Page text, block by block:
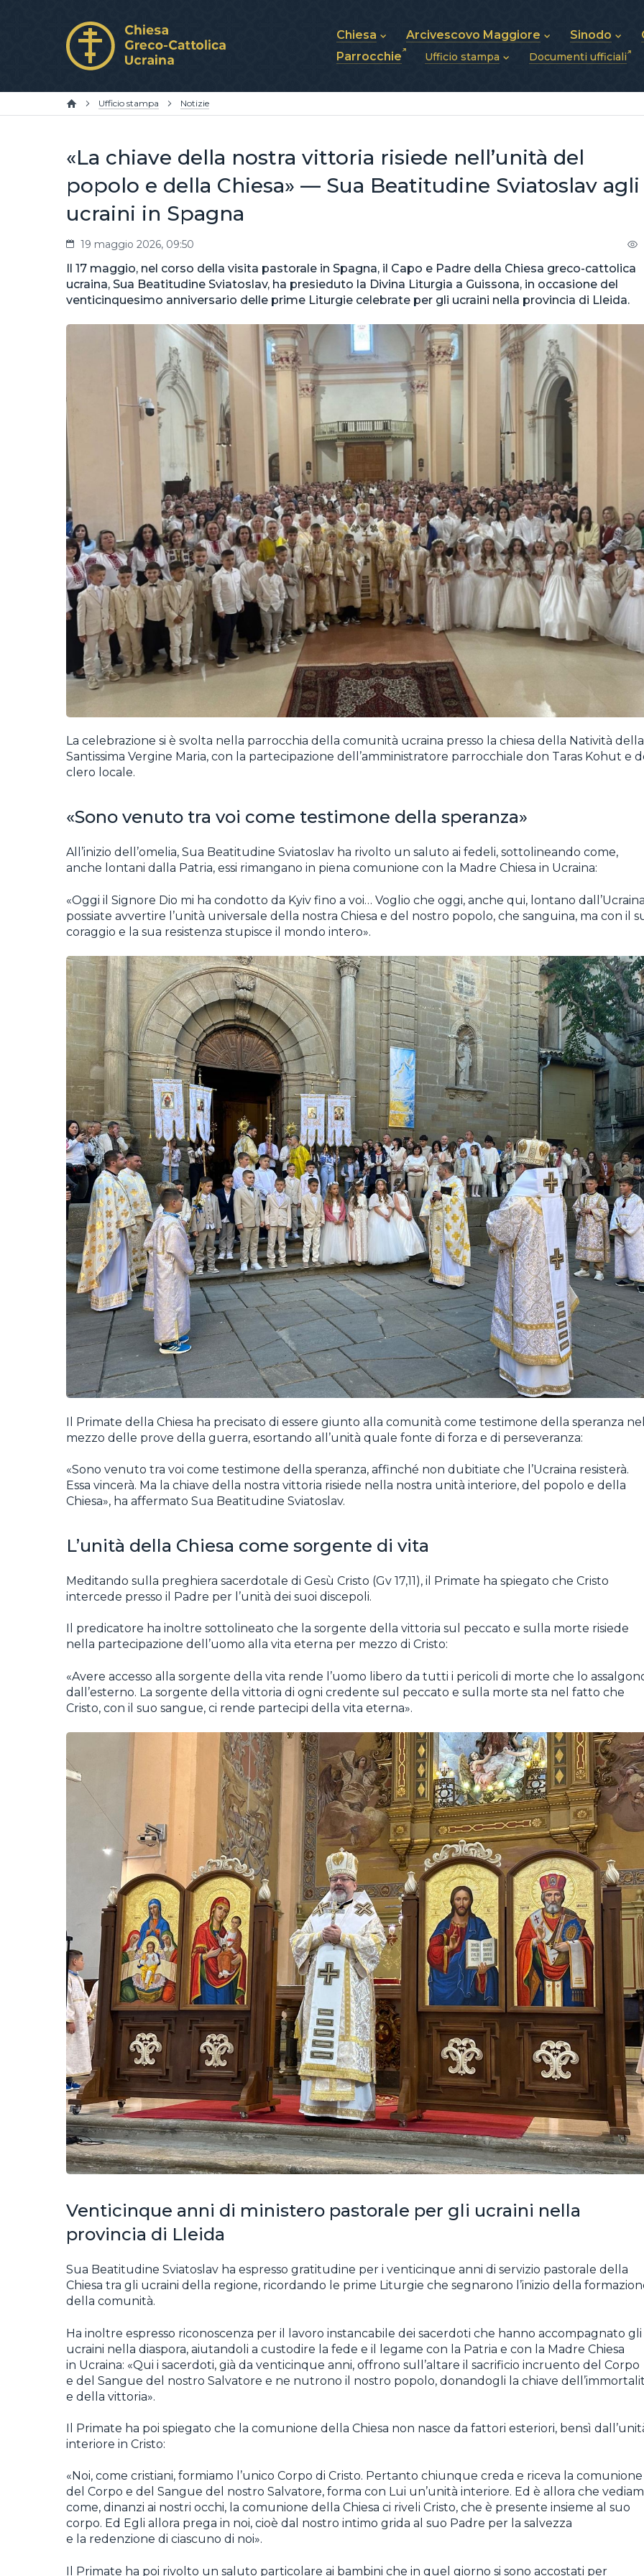
Chiesa
Chi siamo
Struttura della Chiesa
Arcivescovo Maggiore
Sua Beatitudine Sviatoslav
Stemma
Sinodo
Sinodo dei
Parrocchie
Ufficio stampa
Pubblicazioni
Documenti ufficiali
Ufficio stampa Notizie
«La chiave della nostra vittoria risiede nell’unità del
popolo e della Chiesa» — Sua Beatitudine Sviatoslav agli
ucraini in Spagna
19 maggio 2026, 09:50
Il 17 maggio, nel corso della visita pastorale in Spagna, il Capo e Padre della Chiesa greco-cattolica
ucraina, Sua Beatitudine Sviatoslav, ha presieduto la Divina Liturgia a Guissona, in occasione del
venticinquesimo anniversario delle prime Liturgie celebrate per gli ucraini nella provincia di Lleida.
La celebrazione si è svolta nella parrocchia della comunità ucraina presso la chiesa della Natività della
Santissima Vergine Maria, con la partecipazione dell’amministratore parrocchiale don Taras Kohut e
clero locale.
«Sono venuto tra voi come testimone della speranza»
All’inizio dell’omelia, Sua Beatitudine Sviatoslav ha rivolto un saluto ai fedeli, sottolineando come,
anche lontani dalla Patria, essi rimangano in piena comunione con la Madre Chiesa in Ucraina:
«Oggi il Signore Dio mi ha condotto da Kyiv fino a voi… Voglio che oggi, anche qui, lontano
possiate avvertire l’unità universale della nostra Chiesa e del nostro popolo, che sanguina, ma con il
coraggio e la sua resistenza stupisce il mondo intero».
Il Primate della Chiesa ha precisato di essere giunto alla comunità come testimone della speranza
mezzo delle prove della guerra, esortando all’unità quale fonte di forza e di perseveranza:
«Sono venuto tra voi come testimone della speranza, affinché non dubitiate che l’Ucraina resisterà.
Essa vincerà. Ma la chiave della nostra vittoria risiede nella nostra unità interiore, del popolo e della
Chiesa», ha affermato Sua Beatitudine Sviatoslav.
L’unità della Chiesa come sorgente di vita
Meditando sulla preghiera sacerdotale di Gesù Cristo (Gv 17,11), il Primate ha spiegato che Cristo
intercede presso il Padre per l’unità dei suoi discepoli.
Il predicatore ha inoltre sottolineato che la sorgente della vittoria sul peccato e sulla morte risiede
nella partecipazione dell’uomo alla vita eterna per mezzo di Cristo:
«Avere accesso alla sorgente della vita rende l’uomo libero da tutti i pericoli di morte che lo
dall’esterno. La sorgente della vittoria di ogni credente sul peccato e sulla morte sta nel fatto che
Cristo, con il suo sangue, ci rende partecipi della vita eterna».
Venticinque anni di ministero pastorale per gli ucraini nella
provincia di Lleida
Sua Beatitudine Sviatoslav ha espresso gratitudine per i venticinque anni di servizio pastorale della
Chiesa tra gli ucraini della regione, ricordando le prime Liturgie che segnarono l’inizio della
della comunità.
Ha inoltre espresso riconoscenza per il lavoro instancabile dei sacerdoti che hanno accompagnato gli
ucraini nella diaspora, aiutandoli a custodire la fede e il legame con la Patria e con la Madre Chiesa
in Ucraina: «Qui i sacerdoti, già da venticinque anni, offrono sull’altare il sacrificio incruento del Corpo
e del Sangue del nostro Salvatore e ne nutrono il nostro popolo, donandogli la chiave
e della vittoria».
Il Primate ha poi spiegato che la comunione della Chiesa non nasce da fattori esteriori, bensì
interiore in Cristo:
«Noi, come cristiani, formiamo l’unico Corpo di Cristo. Pertanto chiunque creda e riceva la comunione
del Corpo e del Sangue del nostro Salvatore, forma con Lui un’unità interiore. Ed è allora che
come, dinanzi ai nostri occhi, la comunione della Chiesa ci riveli Cristo, che è presente insieme al suo
corpo. Ed Egli allora prega in noi, cioè dal nostro intimo grida al suo Padre per la salvezza
e la redenzione di ciascuno di noi».
Il Primate ha poi rivolto un saluto particolare ai bambini che in quel giorno si sono accostati per